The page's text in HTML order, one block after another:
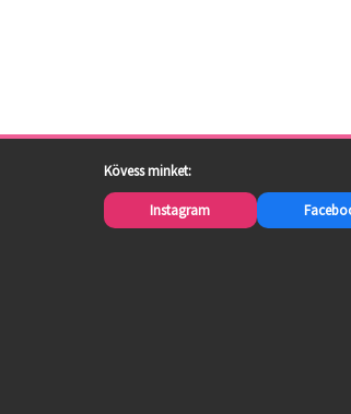
Kövess minket:
Instagram